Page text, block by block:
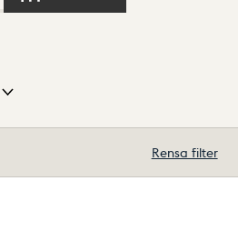
Rensa filter